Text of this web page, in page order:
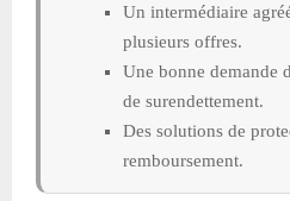
Un intermédiaire
plusieurs offres.
Une bonne demande
de surendettement.
Des solutions de
remboursement.